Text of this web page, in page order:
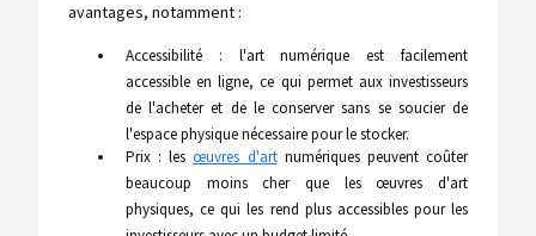
avantages, notamment :
Accessibilité : l'art numérique est facilement
accessible en ligne, ce qui permet aux investisseurs
de l'acheter et de le conserver sans se soucier de
l'espace physique nécessaire pour le stocker.
Prix : lesœuvres d'artnumériques peuvent coûter
beaucoup moins cher que les œuvres d'art
physiques, ce qui les rend plus accessibles pour les